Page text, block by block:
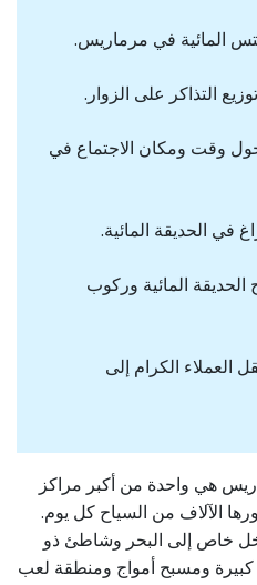
المائية في مرماريس.
التذاكر على الزوار.
وقت ومكان الاجتماع في
في الحديقة المائية.
المائية وركوب
العملاء الكرام إلى
هي واحدة من أكبر مراكز
الآلاف من السياح كل يوم.
خاص إلى البحر وشاطئ ذو
يوجد ٨ منزلقات كبيرة ومسبح أمواج ومنطقة لعب